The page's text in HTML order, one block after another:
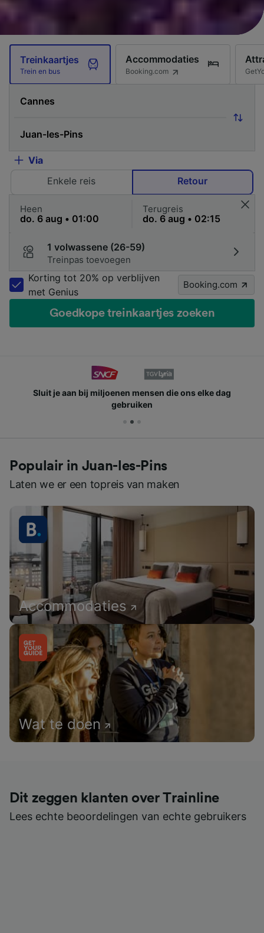
Treinkaartjes
Trein en bus
Accommodaties
Booking.com
Via
Enkele reis
Retour
Heen Terugreis
1 volwassene (26-59)
Treinpas toevoegen
Korting tot 20% op verblijven
met Genius
Booking.com
Goedkope treinkaartjes zoeken
Sluit je aan bij miljoenen mensen die ons elke dag
gebruiken
Populair in Juan-les-Pins
Laten we er een topreis van maken
Accommodaties
Wat te doen
Dit zeggen klanten over Trainline
Lees echte beoordelingen van echte gebruikers